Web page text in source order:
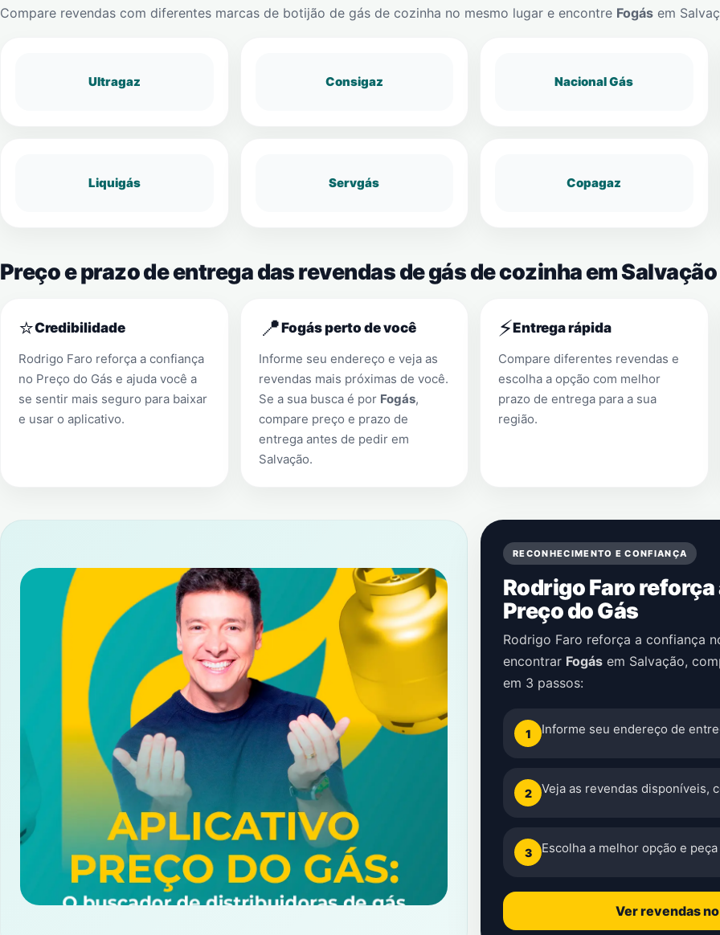
Compare revendas com diferentes marcas de botijão de gás de cozinha no mesmo lugar e encontre Fogás em
Ultragaz Consigaz Nacional Gás
Liquigás Servgás Copagaz
Preço e prazo de entrega das revendas de gás de cozinha em Salvação
⭐Credibilidade
Rodrigo Faro reforça a confiança
no Preço do Gás e ajuda você a
se sentir mais seguro para baixar
e usar o aplicativo.
📍Fogás perto de você
Informe seu endereço e veja as
revendas mais próximas de você.
Se a sua busca é por Fogás,
compare preço e prazo de
entrega antes de pedir em
Salvação.
⚡Entrega rápida
Compare diferentes revendas e
escolha a opção com melhor
prazo de entrega para a sua
região.
RECONHECIMENTO E CONFIANÇA
Rodrigo Faro
Preço do Gás
Rodrigo Faro reforça a confiança
encontrar Fogás em Salvação,
em 3 passos:
1 Informe seu endereço de
2 Veja as revendas disponíveis,
3 Escolha a melhor opção e
Ver revendas